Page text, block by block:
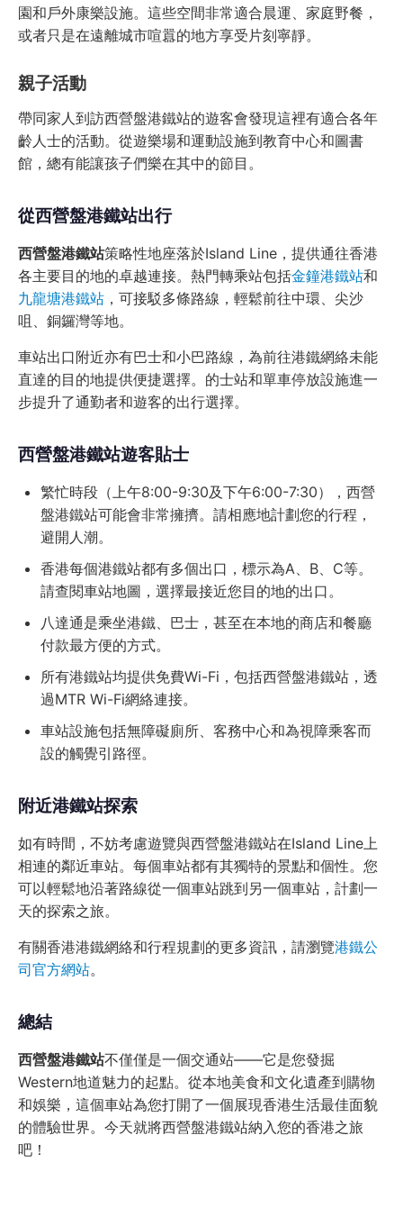
園和戶外康樂設施。這些空間非常適合晨運、家庭野餐，
或者只是在遠離城市喧囂的地方享受片刻寧靜。
親子活動
帶同家人到訪西營盤港鐵站的遊客會發現這裡有適合各年
齡人士的活動。從遊樂場和運動設施到教育中心和圖書
館，總有能讓孩子們樂在其中的節目。
從西營盤港鐵站出行
西營盤港鐵站策略性地座落於Island Line，提供通往香港
各主要目的地的卓越連接。熱門轉乘站包括金鐘港鐵站和
九龍塘港鐵站 ，可接駁多條路線，輕鬆前往中環、尖沙
咀、銅鑼灣等地。
車站出口附近亦有巴士和小巴路線，為前往港鐵網絡未能
直達的目的地提供便捷選擇。的士站和單車停放設施進一
步提升了通勤者和遊客的出行選擇。
西營盤港鐵站遊客貼士
繁忙時段（上午8:00-9:30及下午6:00-7:30），西營
盤港鐵站可能會非常擁擠。請相應地計劃您的行程，
避開人潮。
香港每個港鐵站都有多個出口，標示為A、B、C等。
請查閱車站地圖，選擇最接近您目的地的出口。
八達通是乘坐港鐵、巴士，甚至在本地的商店和餐廳
付款最方便的方式。
所有港鐵站均提供免費Wi-Fi，包括西營盤港鐵站，透
過MTR Wi-Fi網絡連接。
車站設施包括無障礙廁所、客務中心和為視障乘客而
設的觸覺引路徑。
附近港鐵站探索
如有時間，不妨考慮遊覽與西營盤港鐵站在Island Line上
相連的鄰近車站。每個車站都有其獨特的景點和個性。您
可以輕鬆地沿著路線從一個車站跳到另一個車站，計劃一
天的探索之旅。
有關香港港鐵網絡和行程規劃的更多資訊，請瀏覽港鐵公
司官方網站。
總結
西營盤港鐵站不僅僅是一個交通站——它是您發掘
Western地道魅力的起點。從本地美食和文化遺產到購物
和娛樂，這個車站為您打開了一個展現香港生活最佳面貌
的體驗世界。今天就將西營盤港鐵站納入您的香港之旅
吧！